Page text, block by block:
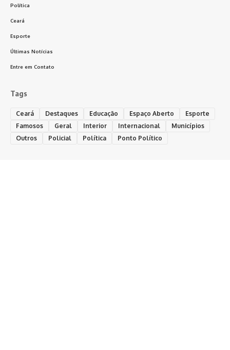
Política
Ceará
Esporte
Últimas Notícias
Entre em Contato
Tags
Ceará Destaques Educação Espaço Aberto
Esporte
Famosos
Geral Interior Internacional
Municípios
Outros
Policial Política Ponto Político